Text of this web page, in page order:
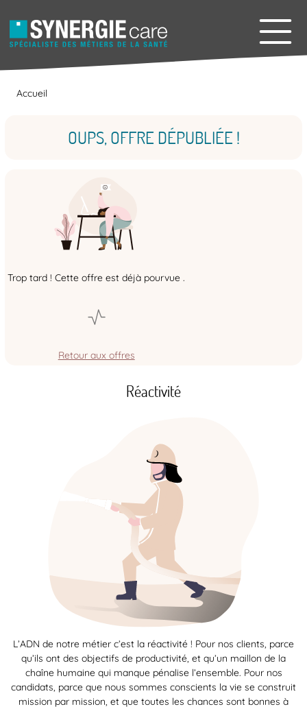
Accueil
OUPS, OFFRE DÉPUBLIÉE !
Trop tard ! Cette offre est déjà pourvue .
Retour aux offres
Réactivité
L’ADN de notre métier c’est la réactivité ! Pour nos clients, parce
qu’ils ont des objectifs de productivité, et qu’un maillon de la
chaîne humaine qui manque pénalise l’ensemble. Pour nos
candidats, parce que nous sommes conscients la vie se construit
mission par mission, et que toutes les chances sont bonnes à